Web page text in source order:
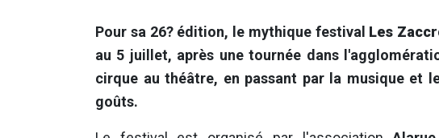
Pour sa 26? édition, le mythique festival Les
au 5 juillet, après une tournée dans
cirque au théâtre, en passant par la musique et
goûts.